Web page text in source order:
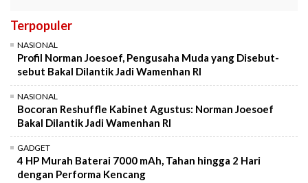
Terpopuler
NASIONAL
Profil Norman Joesoef, Pengusaha Muda yang Disebut-
sebut Bakal Dilantik Jadi Wamenhan RI
NASIONAL
Bocoran Reshuffle Kabinet Agustus: Norman Joesoef
Bakal Dilantik Jadi Wamenhan RI
GADGET
4 HP Murah Baterai 7000 mAh, Tahan hingga 2 Hari
dengan Performa Kencang